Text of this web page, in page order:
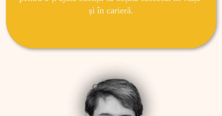
și în carieră.